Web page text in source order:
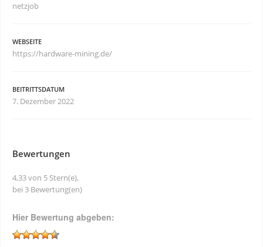
netzjob
WEBSEITE
https://hardware-mining.de/
BEITRITTSDATUM
7. Dezember 2022
Bewertungen
4,33 von 5 Stern(e),
bei 3 Bewertung(en)
Hier Bewertung abgeben: